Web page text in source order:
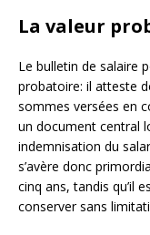
La valeur
Le bulletin de salaire
probatoire: il atteste
sommes versées en
un document central
indemnisation du
s’avère donc
cinq ans, tandis qu’il
conserver sans